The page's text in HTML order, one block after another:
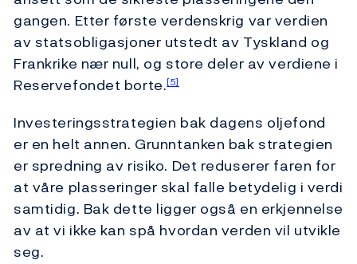
gangen. Etter første verdenskrig var verdien
av statsobligasjoner utstedt av Tyskland og
Frankrike nær null, og store deler av verdiene i
Reservefondet borte.[5]
Investeringsstrategien bak dagens oljefond
er en helt annen. Grunntanken bak strategien
er spredning av risiko. Det reduserer faren for
at våre plasseringer skal falle betydelig i verdi
samtidig. Bak dette ligger også en erkjennelse
av at vi ikke kan spå hvordan verden vil utvikle
seg.